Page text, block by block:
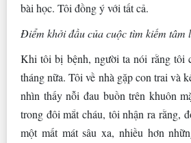
bài học. Tôi đồng ý với tất cả.
Điểm khởi đầu của cuộc tìm kiếm tâm
Khi tôi bị bệnh, người ta nói rằng tôi
tháng nữa. Tôi về nhà gặp con trai và
nhìn thấy nỗi đau buồn trên khuôn
trong đôi mắt cháu, tôi nhận ra rằng,
một mất mát sâu xa, nhiều hơn